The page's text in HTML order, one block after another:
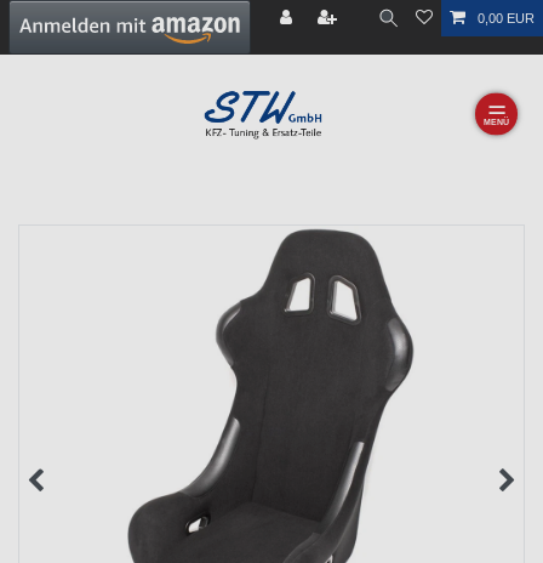
0,00 EUR
☰